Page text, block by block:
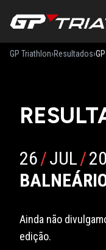
GP Triathlon›Resultados›
26/JUL/
Ainda não
edição.